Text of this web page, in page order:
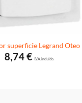
superficie Legrand Oteo
8,74€ I.V.A. incluido.